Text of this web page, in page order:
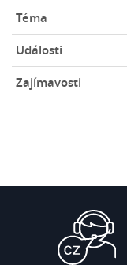
Téma
Události
Zajímavosti